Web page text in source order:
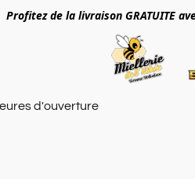
Profitez de la livraison GRATUITE
d'ouverture